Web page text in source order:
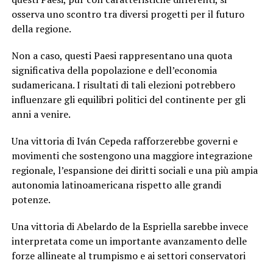
osserva uno scontro tra diversi progetti per il futuro
della regione.
Non a caso, questi Paesi rappresentano una quota
significativa della popolazione e dell’economia
sudamericana. I risultati di tali elezioni potrebbero
influenzare gli equilibri politici del continente per gli
anni a venire.
Una vittoria di Iván Cepeda rafforzerebbe governi e
movimenti che sostengono una maggiore integrazione
regionale, l’espansione dei diritti sociali e una più ampia
autonomia latinoamericana rispetto alle grandi
potenze.
Una vittoria di Abelardo de la Espriella sarebbe invece
interpretata come un importante avanzamento delle
forze allineate al trumpismo e ai settori conservatori